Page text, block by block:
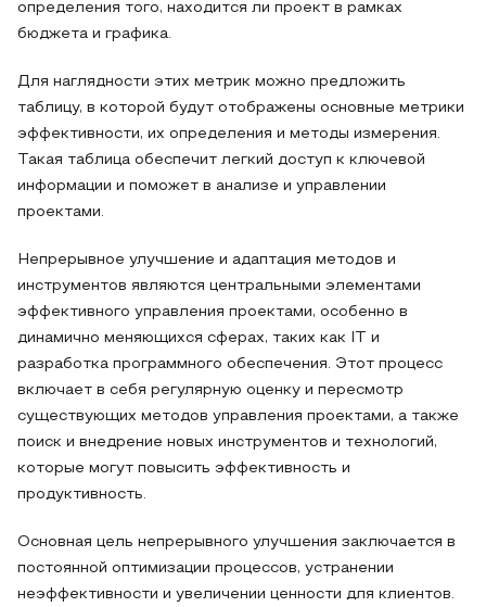
определения того, находится ли проект в рамках
бюджета и графика.
Для наглядности этих метрик можно предложить
таблицу, в которой будут отображены основные метрики
эффективности, их определения и методы измерения.
Такая таблица обеспечит легкий доступ к ключевой
информации и поможет в анализе и управлении
проектами.
Непрерывное улучшение и адаптация методов и
инструментов являются центральными элементами
эффективного управления проектами, особенно в
динамично меняющихся сферах, таких как IT и
разработка программного обеспечения. Этот процесс
включает в себя регулярную оценку и пересмотр
существующих методов управления проектами, а также
поиск и внедрение новых инструментов и технологий,
которые могут повысить эффективность и
продуктивность.
Основная цель непрерывного улучшения заключается в
постоянной оптимизации процессов, устранении
неэффективности и увеличении ценности для клиентов.